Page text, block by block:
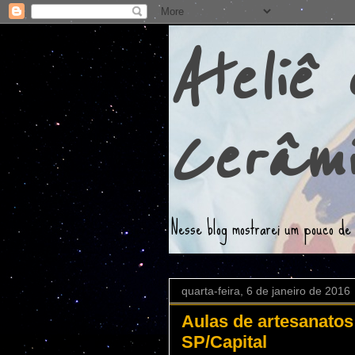
Nesse blog mostrarei um pouco
quarta-feira, 6 de janeiro de 2016
Aulas de
SP/Capital